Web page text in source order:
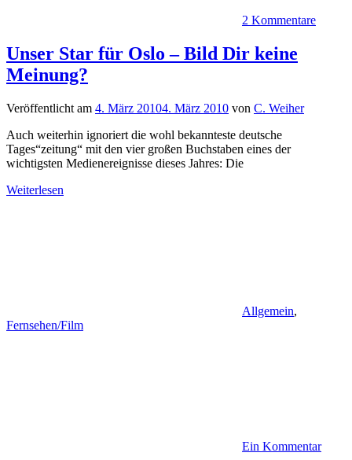
2 Kommentare
Unser Star für Oslo – Bild Dir keine
Meinung?
Veröffentlicht am 4. März 20104. März 2010 von C. Weiher
Auch weiterhin ignoriert die wohl bekannteste deutsche
Tages“zeitung“ mit den vier großen Buchstaben eines der
wichtigsten Medienereignisse dieses Jahres: Die
Weiterlesen
Allgemein,
Fernsehen/Film
Ein Kommentar